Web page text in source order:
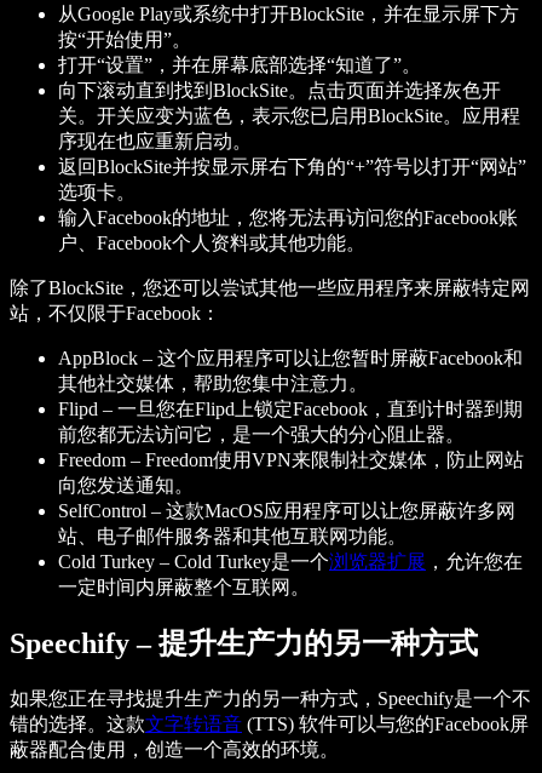
从Google Play或系统中打开BlockSite，并在显示屏下方
按“开始使用”。
打开“设置”，并在屏幕底部选择“知道了”。
向下滚动直到找到BlockSite。点击页面并选择灰色开
关。开关应变为蓝色，表示您已启用BlockSite。应用程
序现在也应重新启动。
返回BlockSite并按显示屏右下角的“+”符号以打开“网站”
选项卡。
输入Facebook的地址，您将无法再访问您的Facebook账
户、Facebook个人资料或其他功能。
除了BlockSite，您还可以尝试其他一些应用程序来屏蔽特定网
站，不仅限于Facebook：
AppBlock – 这个应用程序可以让您暂时屏蔽Facebook和
其他社交媒体，帮助您集中注意力。
Flipd – 一旦您在Flipd上锁定Facebook，直到计时器到期
前您都无法访问它，是一个强大的分心阻止器。
Freedom – Freedom使用VPN来限制社交媒体，防止网站
向您发送通知。
SelfControl – 这款MacOS应用程序可以让您屏蔽许多网
站、电子邮件服务器和其他互联网功能。
Cold Turkey – Cold Turkey是一个浏览器扩展 ，允许您在
一定时间内屏蔽整个互联网。
Speechify – 提升生产力的另一种方式
如果您正在寻找提升生产力的另一种方式，Speechify是一个不
错的选择。这款文字转语音 (TTS) 软件可以与您的Facebook屏
蔽器配合使用，创造一个高效的环境。